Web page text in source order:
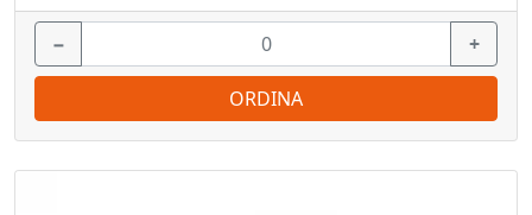
− +
ORDINA